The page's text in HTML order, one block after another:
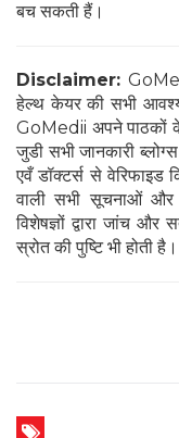
बच सकती हैं।
Disclaimer:
हेल्थ केयर की सभी
GoMedii अपने पाठकों
जुडी सभी जानकारी
एवँ डॉक्टर्स से वेरिफाइड
वाली सभी सूचनाओं और
विशेषज्ञों द्वारा जांच और
स्रोत की पुष्टि भी होती है।